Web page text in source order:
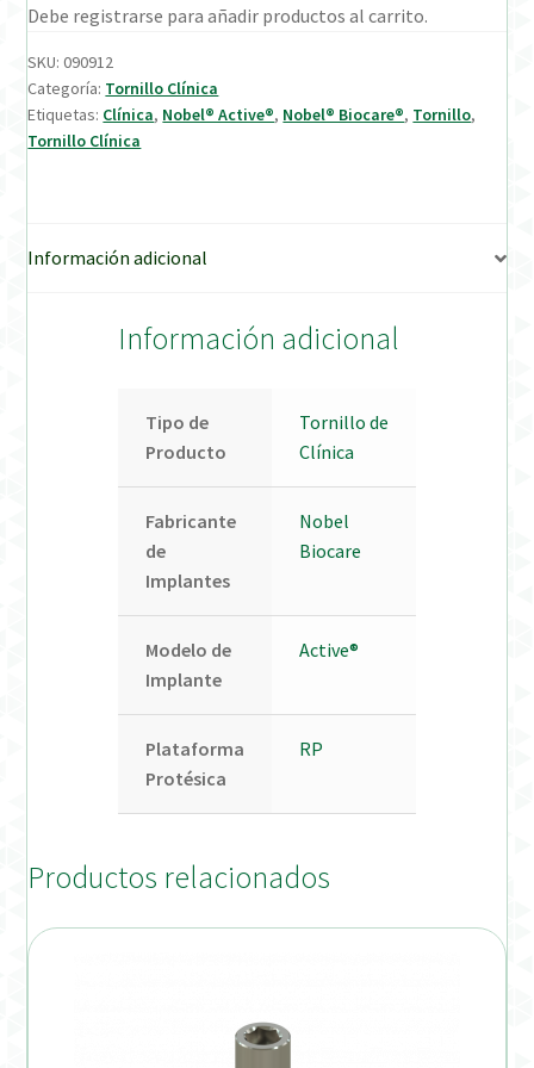
Verification Required
Welcome to DELTA Abutments | Tienda Online!
Debe registrarse para añadir productos al carrito.
SKU:090912
Categoría: Tornillo Clínica
Etiquetas: Clínica, Nobel® Active®, Nobel® Biocare®, Tornillo,
Tornillo Clínica
Información adicional
Información adicional
Tipo de
Producto
Tornillo de
Clínica
Fabricante
de
Implantes
Nobel
Biocare
Modelo de
Implante
Active®
Plataforma
Protésica
RP
Productos relacionados